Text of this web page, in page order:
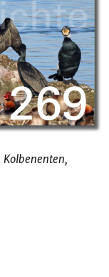
Kolbenenten,